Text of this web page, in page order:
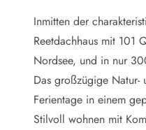
Verleihservice
Reisescheckliste
Endreinigung
Gutschein
Frühbucher
Mietbedingungen
Inmitten der
Reetdachhaus mit 101
Nordsee, und in nur
Das großzügige Natur-
Ferientage in einem
Stilvoll wohnen mit